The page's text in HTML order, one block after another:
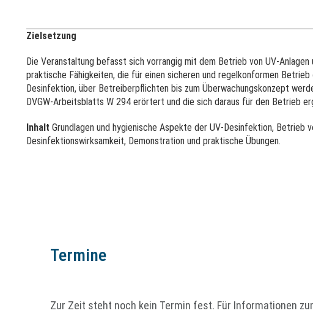
Zielsetzung
Die Veranstaltung befasst sich vorrangig mit dem Betrieb von UV-
praktische Fähigkeiten, die für einen sicheren und regelkonformen
Desinfektion, über Betreiberpflichten bis zum Überwachungskonzept
DVGW-Arbeitsblatts W 294 erörtert und die sich daraus für den Betrieb
Inhalt Grundlagen und hygienische Aspekte der UV-Desinfektion, Betrieb
Desinfektionswirksamkeit, Demonstration und praktische Übungen.
Termine
Zur Zeit steht noch kein Termin fest. Für Informationen